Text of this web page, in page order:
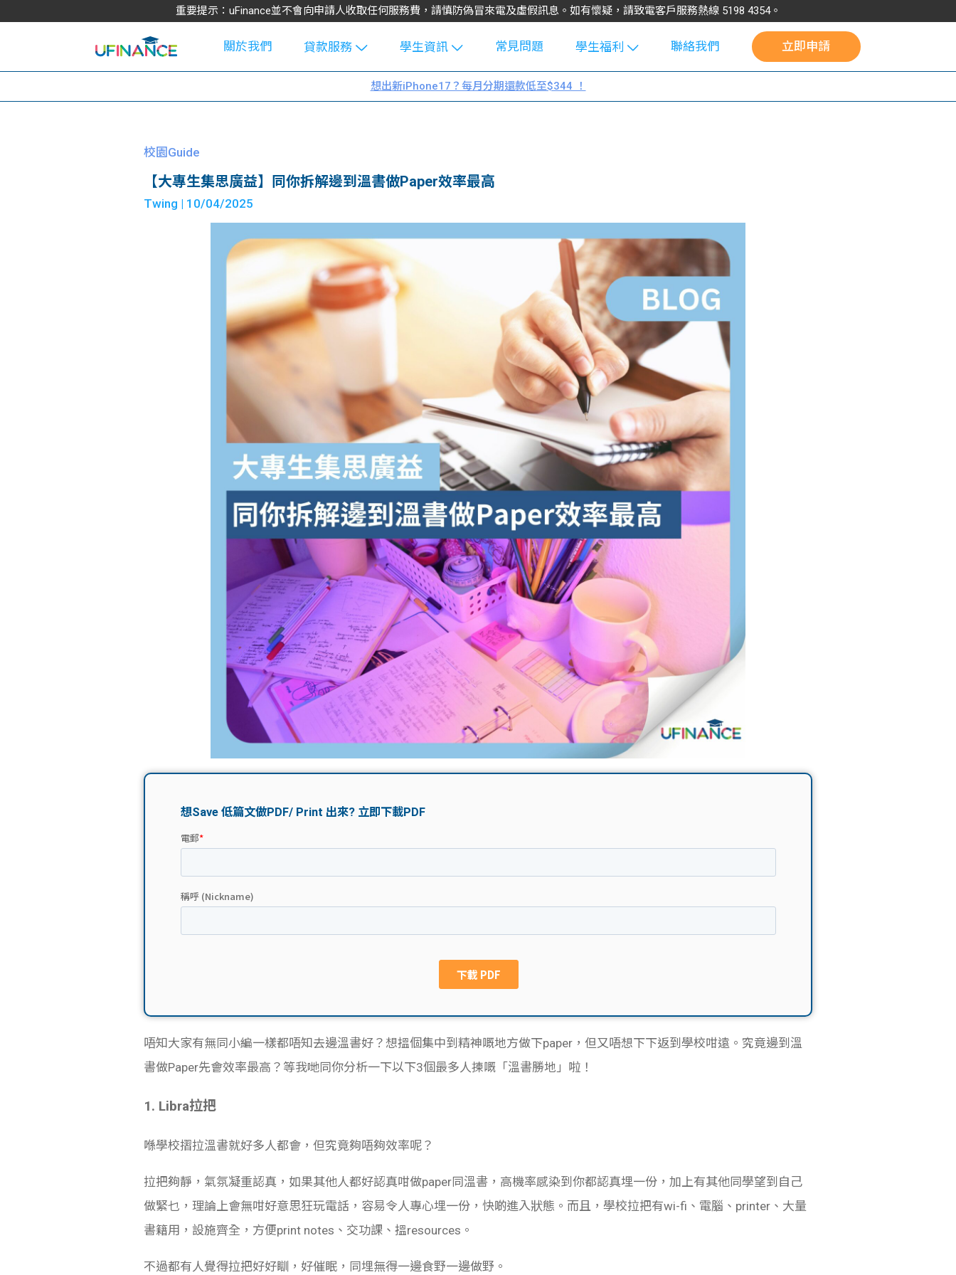
重要提示：uFinance並不會向申請人收取任何服務費，請慎防偽冒來電及虛假訊息。如有懷疑，請致電客戶服務熱線 5198 4354。
關於我們
貸款服務
學生貸款
大學生學費
機
網上私人貸
款
貸款計數
學生資訊
Blog
大專生筍
Exchang
理財
Guide
常見問題
學生福利
uFinance 校
園贊助
聯絡我們 立即申請
想出新iPhone17？每月分期還款低至$344 ！
校園Guide
【大專生集思廣益】同你拆解邊到溫書做Paper效率最高
Twing | 10/04/2025
唔知大家有無同小編一樣都唔知去邊溫書好？想搵個集中到精神嘅地方做下paper，但又唔想下下返到學校咁遠。究竟邊到溫
書做Paper先會效率最高？等我哋同你分析一下以下3個最多人揀嘅「溫書勝地」啦！
1. Libra拉把
喺學校摺拉溫書就好多人都會，但究竟夠唔夠效率呢？
拉把夠靜，氣氛凝重認真，如果其他人都好認真咁做paper同溫書，高機率感染到你都認真埋一份，加上有其他同學望到自己
做緊乜，理論上會無咁好意思狂玩電話，容易令人專心埋一份，快啲進入狀態。而且，學校拉把有wi-fi、電腦、printer、大量
書籍用，設施齊全，方便print notes、交功課、搵resources。
不過都有人覺得拉把好好瞓，好催眠，同埋無得一邊食野一邊做野。